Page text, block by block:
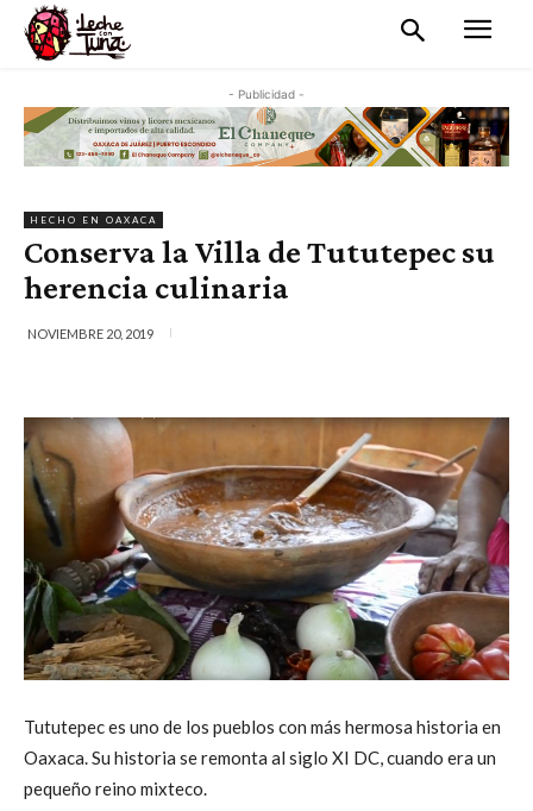
- Publicidad -
HECHO EN OAXACA
Conserva la Villa de Tututepec su
herencia culinaria
NOVIEMBRE 20, 2019
Tututepec es uno de los pueblos con más hermosa historia en
Oaxaca. Su historia se remonta al siglo XI DC, cuando era un
pequeño reino mixteco.